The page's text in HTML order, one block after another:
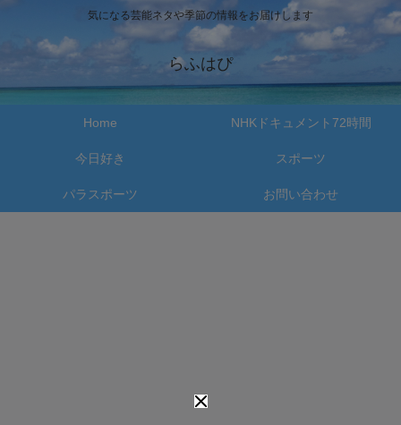
気になる芸能ネタや季節の情報をお届けします
らふはぴ
Home NHKドキュメント72時間
今日好き スポーツ
パラスポーツ お問い合わせ